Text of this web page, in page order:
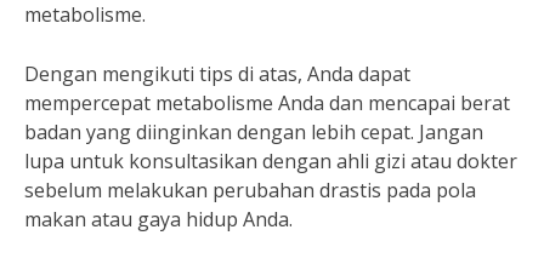
metabolisme.
Dengan mengikuti tips di atas, Anda dapat
mempercepat metabolisme Anda dan mencapai berat
badan yang diinginkan dengan lebih cepat. Jangan
lupa untuk konsultasikan dengan ahli gizi atau dokter
sebelum melakukan perubahan drastis pada pola
makan atau gaya hidup Anda.